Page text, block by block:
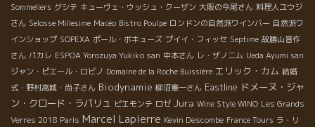
Sommeliers グシテ キューヴェ・ウッシュ・クーザン 大阪の今尾さん 料理人ユウジ
さん Selosse Millesime Macéo Bistro Poulpe ロンドンの自然派ワインバー 自然派ワ
インショップ SOPEXA ポール・ボキューズ プイイ・フィッセ Septime 故勝山晋作
さん パカレ ESPOA Yorozuya Yukiko san 中本さん レ・ザノ二ム Ueda Ayumi san
ジャン・ピエール・ロビノ Domaine de la Roche Buissière エリック・カム 結婚
式・野村高城・尚子さん Biodynamie 柳沼憲一さん Eastline ドメーヌ・ジャ
ン・クロード・ラパリュ ピエモンテ ロゼ Jura Wine Style WINO Les Grands
Verres 2018 Paris Marcel Lapierre Kevin Descombe France Tours ラ・リ